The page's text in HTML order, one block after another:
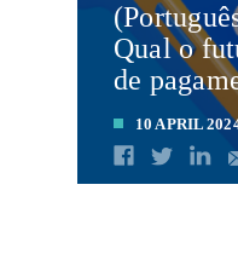
Qual o
de
10 APRIL